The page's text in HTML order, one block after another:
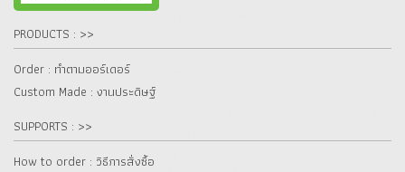
PRODUCTS : >>
Order : ทำตามออร์เดอร์
Custom Made : งานประดิษฐ์
SUPPORTS : >>
How to order : วิธีการสั่งซื้อ